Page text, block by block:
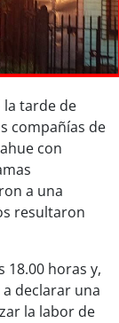
tarde de
compañías de
con
a una
resultaron
18.00 horas y,
declarar una
la labor de